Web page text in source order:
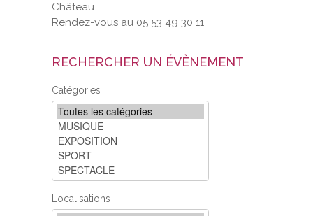
Château
Rendez-vous au 05 53 49 30 11
RECHERCHER UN ÉVÈNEMENT
Catégories
Localisations